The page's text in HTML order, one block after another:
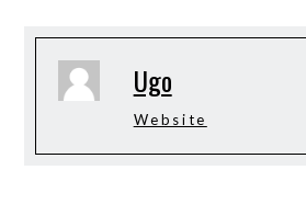
Ugo
Website